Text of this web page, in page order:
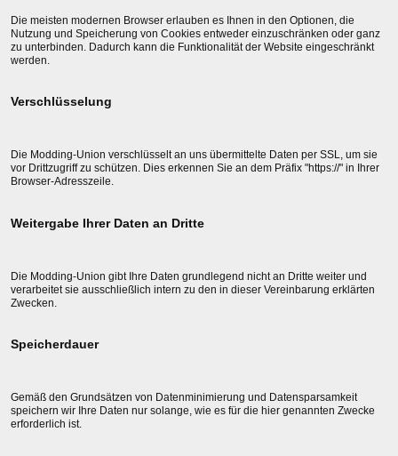
Die meisten modernen Browser erlauben es Ihnen in den Optionen, die
Nutzung und Speicherung von Cookies entweder einzuschränken oder ganz
zu unterbinden. Dadurch kann die Funktionalität der Website eingeschränkt
werden.
Verschlüsselung
Die Modding-Union verschlüsselt an uns übermittelte Daten per SSL, um sie
vor Drittzugriff zu schützen. Dies erkennen Sie an dem Präfix "https://" in Ihrer
Browser-Adresszeile.
Weitergabe Ihrer Daten an Dritte
Die Modding-Union gibt Ihre Daten grundlegend nicht an Dritte weiter und
verarbeitet sie ausschließlich intern zu den in dieser Vereinbarung erklärten
Zwecken.
Speicherdauer
Gemäß den Grundsätzen von Datenminimierung und Datensparsamkeit
speichern wir Ihre Daten nur solange, wie es für die hier genannten Zwecke
erforderlich ist.